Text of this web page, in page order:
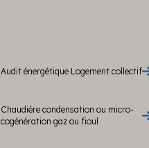
Audit énergétique Logement collectif
Chaudière condensation ou micro-
cogénération gaz ou fioul